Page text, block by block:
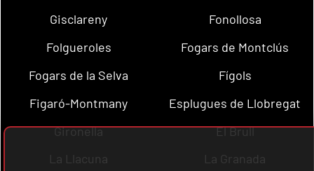
Gisclareny
Fonollosa
Folgueroles
Fogars de Montclús
Fogars de la Selva
Fígols
Figaró-Montmany
Esplugues de Llobregat
Gironella
El Brull
La Llacuna
La Granada